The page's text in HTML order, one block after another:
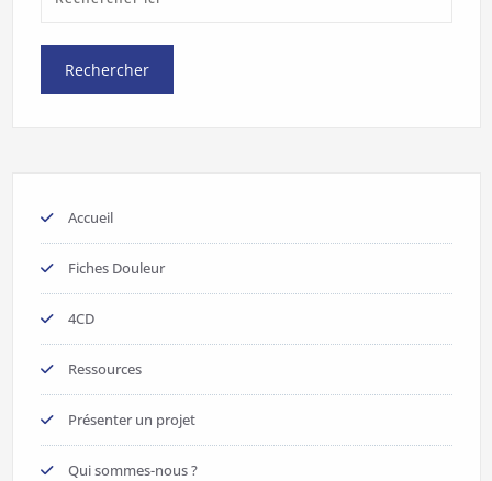
Accueil
Fiches Douleur
4CD
Ressources
Présenter un projet
Qui sommes-nous ?